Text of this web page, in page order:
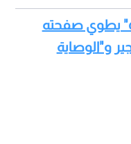
الإبادة" يطوي صفحته
و"الوصاية